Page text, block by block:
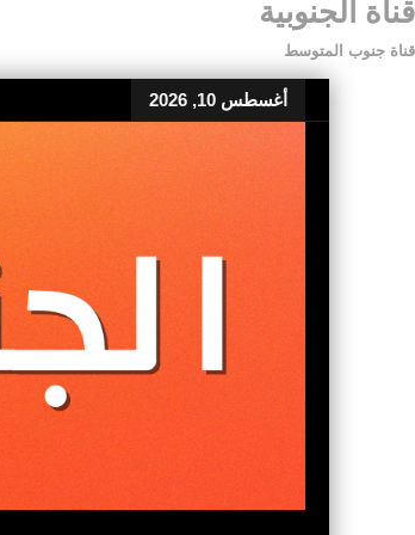
قناة الجنوبية
قناة جنوب المتوسط
أغسطس 10, 2026